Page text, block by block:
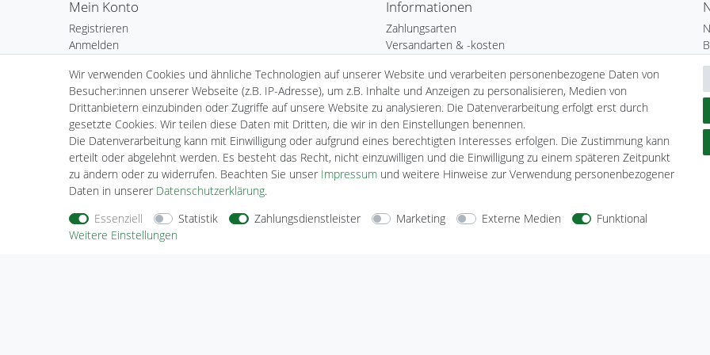
Mein Konto
Registrieren
Anmelden
Kasse
Wunschliste
Informationen
Zahlungsarten
Versandarten & -kosten
Nehmen SieKontaktmit uns auf
Wir verwenden Cookies und ähnliche Technologien auf unserer Website und verarbeiten personenbezogene Daten von
Besucher:innen unserer Webseite (z.B. IP-Adresse), um z.B. Inhalte und Anzeigen zu personalisieren, Medien von
Drittanbietern einzubinden oder Zugriffe auf unsere Website zu analysieren. Die Datenverarbeitung erfolgt erst durch
gesetzte Cookies. Wir teilen diese Daten mit Dritten, die wir in den Einstellungen benennen.
Die Datenverarbeitung kann mit Einwilligung oder aufgrund eines berechtigten Interesses erfolgen. Die Zustimmung kann
erteilt oder abgelehnt werden. Es besteht das Recht, nicht einzuwilligen und die Einwilligung zu einem späteren Zeitpunkt
zu ändern oder zu widerrufen. Beachten Sie unser Impressum und weitere Hinweise zur Verwendung personenbezogener
Daten in unserer Daten­schutz­erklärung.
Essenziell
Statistik Zahlungsdienstleister Marketing Externe Medien
Funktional
Weitere Einstellungen